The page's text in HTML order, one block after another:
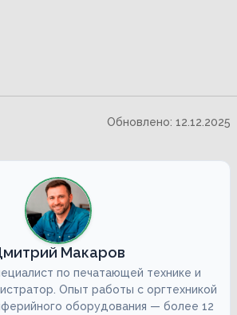
Обновлено: 12.12.2025
Макаров
по печатающей технике и
Опыт работы с оргтехникой
оборудования — более 12